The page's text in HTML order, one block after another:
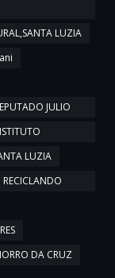
LUZIA
JULIO
LUZIA
DA CRUZ